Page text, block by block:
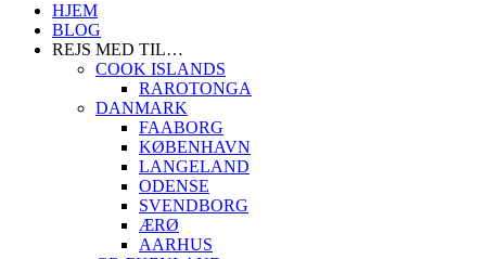
HJEM
BLOG
REJS MED TIL…
COOK ISLANDS
RAROTONGA
DANMARK
FAABORG
KØBENHAVN
LANGELAND
ODENSE
SVENDBORG
ÆRØ
AARHUS